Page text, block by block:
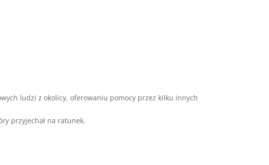
ludzi z okolicy, oferowaniu pomocy przez kilku innych
przyjechał na ratunek.